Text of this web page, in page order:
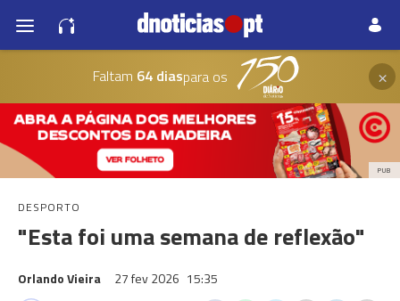
Faltam 64 diaspara os ×
PUB
DESPORTO
"Esta foi uma semana de reflexão"
Orlando Vieira 27 fev 2026 15:35